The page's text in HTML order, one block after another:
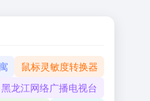
鼠标灵敏度转换器
黑龙江网络广播电视台